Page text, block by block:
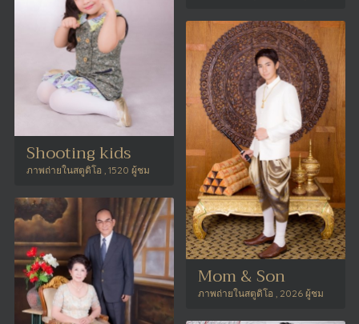
Shooting kids
ภาพถ่ายในสตูดิโอ , 1520 ผู้ชม
Mom & Son
ภาพถ่ายในสตูดิโอ , 2026 ผู้ชม